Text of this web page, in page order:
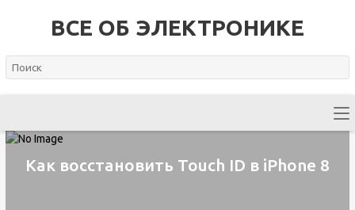
ВСЕ ОБ ЭЛЕКТРОНИКЕ
Как восстановить Touch ID в iPhone 8